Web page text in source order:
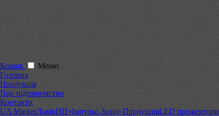
Кошик
Меню
Головна
Продукція
Про підприємство
Контакти
UA MarketЛьвівПП«Імпульс-Захід»ПродукціяLED прожектори